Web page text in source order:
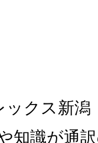
クス新潟
知識が通